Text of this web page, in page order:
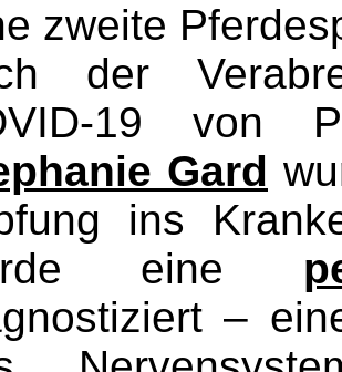
zweite
der
19 von
Gard
ins
eine
–